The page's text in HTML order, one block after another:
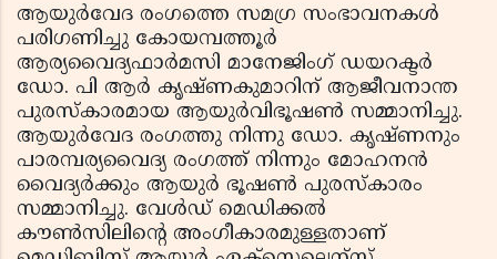
ആയുര്‍വേദ രംഗത്തെ സമഗ്ര സംഭാവനകള്‍
പരിഗണിച്ചു കോയമ്പത്തൂര്‍
ആര്യവൈദ്യഫാര്‍മസി മാനേജിംഗ് ഡയറക്ടര്‍
ഡോ. പി ആര്‍ കൃഷ്ണകുമാറിന് ആജീവനാന്ത
പുരസ്‌കാരമായ ആയുര്‍വിഭൂഷണ്‍ സമ്മാനിച്ചു.
ആയുര്‍വേദ രംഗത്തു നിന്നു ഡോ. കൃഷ്ണനും
പാരമ്പര്യവൈദ്യ രംഗത്ത് നിന്നും മോഹനന്‍
വൈദ്യര്‍ക്കും ആയുര്‍ ഭൂഷണ്‍ പുരസ്‌കാരം
സമ്മാനിച്ചു. വേള്‍ഡ് മെഡിക്കല്‍
കൗണ്‍സിലിന്റെ അംഗീകാരമുള്ളതാണ്